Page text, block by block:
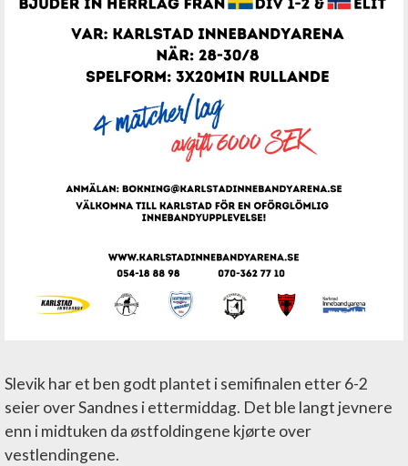
Slevik har et ben godt plantet i semifinalen etter 6-2
seier over Sandnes i ettermiddag. Det ble langt jevnere
enn i midtuken da østfoldingene kjørte over
vestlendingene.